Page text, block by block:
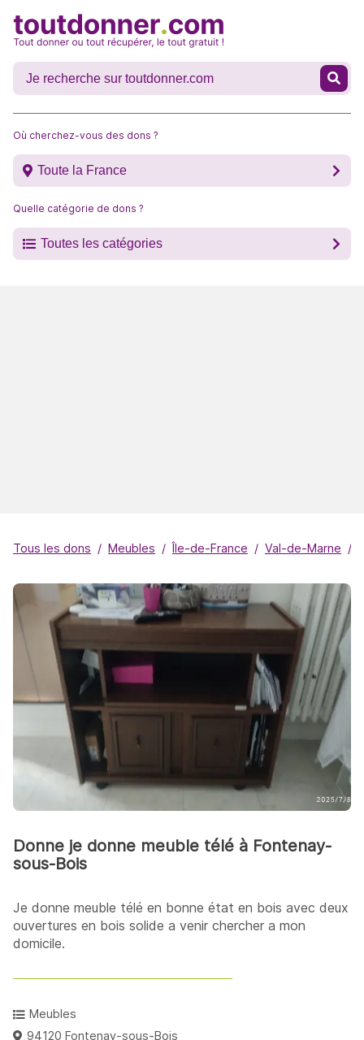
Où cherchez-vous des dons ?
Toute la France
Quelle catégorie de dons ?
Toutes les catégories
Tous les dons Meubles Île-de-France Val-de-Marne
Donne je donne meuble télé à Fontenay-
sous-Bois
Je donne meuble télé en bonne état en bois avec deux
ouvertures en bois solide a venir chercher a mon
domicile.
Meubles
94120 Fontenay-sous-Bois